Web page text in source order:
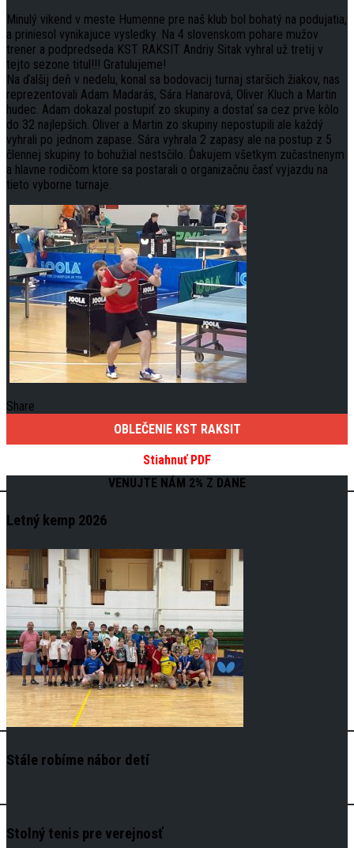
Minulý vikend v meste Humenne pre naš klub bol bohatý na podujatia,
a priniesol vynikajuce vysledky. Na 4 slovenskom pohare mužov
trener a podpredseda KST RAKSIT Andriy Sitak vyhral už tretij v
tejto sezone titul!!! Gratulujeme!
Na ďalšij deň v nedelu, konal sa bodovacij turnaj staršich žiakov, nas
reprezentovali Adam Madarás, Sára Hanarová, Oliver Kluch a Martin
hudec. Adam dokazal postupiť zo skupiny a dostať sa cez prve kôlo
do 32 najlepšich. Oliver a Martin zo skupiny nepostupili ale každý
vyhrali po jednom zapase. Sára vyhrala 2 zapasy ale na postup z 5
člennej skupiny to bohužial nestsčilo. Ďakujem všetkym zučastnenym
a hlavne rodičom ktore sa postarali o organizačnu časť vyjazdu na
tieto vyborne turnaje.
Share
OBLEČENIE KST RAKSIT
Stiahnuť PDF
VENUJTE NÁM 2% Z DANE
Letný kemp 2026
Stále robíme nábor detí
Stolný tenis pre verejnosť